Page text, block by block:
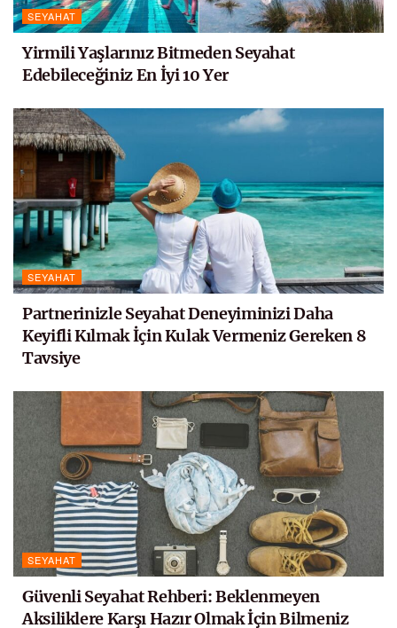
SEYAHAT
Yirmili Yaşlarınız Bitmeden Seyahat
Edebileceğiniz En İyi 10 Yer
SEYAHAT
Partnerinizle Seyahat Deneyiminizi Daha
Keyifli Kılmak İçin Kulak Vermeniz Gereken 8
Tavsiye
SEYAHAT
Güvenli Seyahat Rehberi: Beklenmeyen
Aksiliklere Karşı Hazır Olmak İçin Bilmeniz